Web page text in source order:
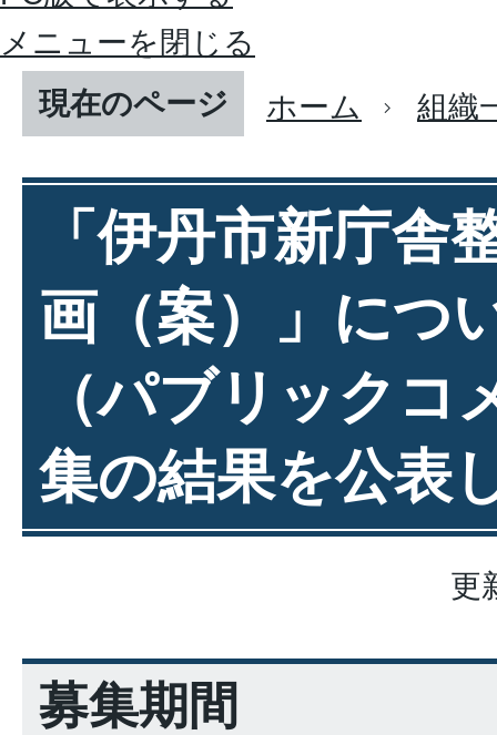
メニューを閉じる
現在のページ
ホーム 組織
「伊丹市新庁舎
画（案）」につ
（パブリックコ
集の結果を公表
更
募集期間